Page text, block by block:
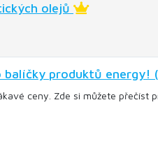
olejů
produktů energy!
ceny. Zde si můžete přečíst